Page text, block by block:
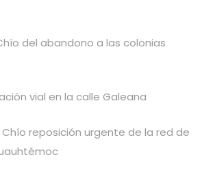
del abandono a las colonias
vial en la calle Galeana
reposición urgente de la red de